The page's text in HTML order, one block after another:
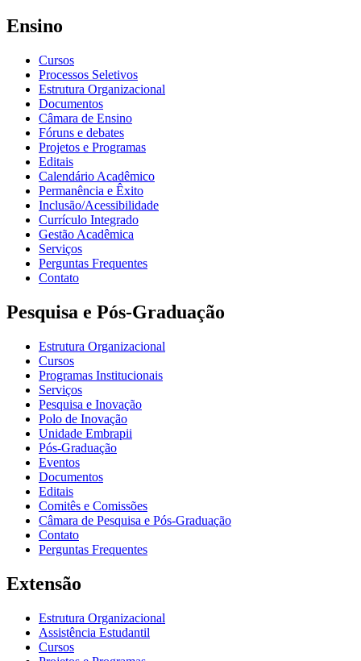
Ensino
Cursos
Processos Seletivos
Estrutura Organizacional
Documentos
Câmara de Ensino
Fóruns e debates
Projetos e Programas
Editais
Calendário Acadêmico
Permanência e Êxito
Inclusão/Acessibilidade
Currículo Integrado
Gestão Acadêmica
Serviços
Perguntas Frequentes
Contato
Pesquisa e Pós-Graduação
Estrutura Organizacional
Cursos
Programas Institucionais
Serviços
Pesquisa e Inovação
Polo de Inovação
Unidade Embrapii
Pós-Graduação
Eventos
Documentos
Editais
Comitês e Comissões
Câmara de Pesquisa e Pós-Graduação
Contato
Perguntas Frequentes
Extensão
Estrutura Organizacional
Assistência Estudantil
Cursos